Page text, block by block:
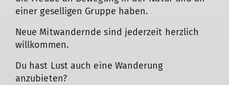
einer geselligen Gruppe haben.
Neue Mitwandernde sind jederzeit herzlich
willkommen.
Du hast Lust auch eine Wanderung
anzubieten?